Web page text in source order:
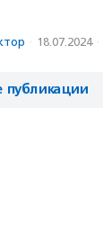
· 18.07.2024 ·
публикации